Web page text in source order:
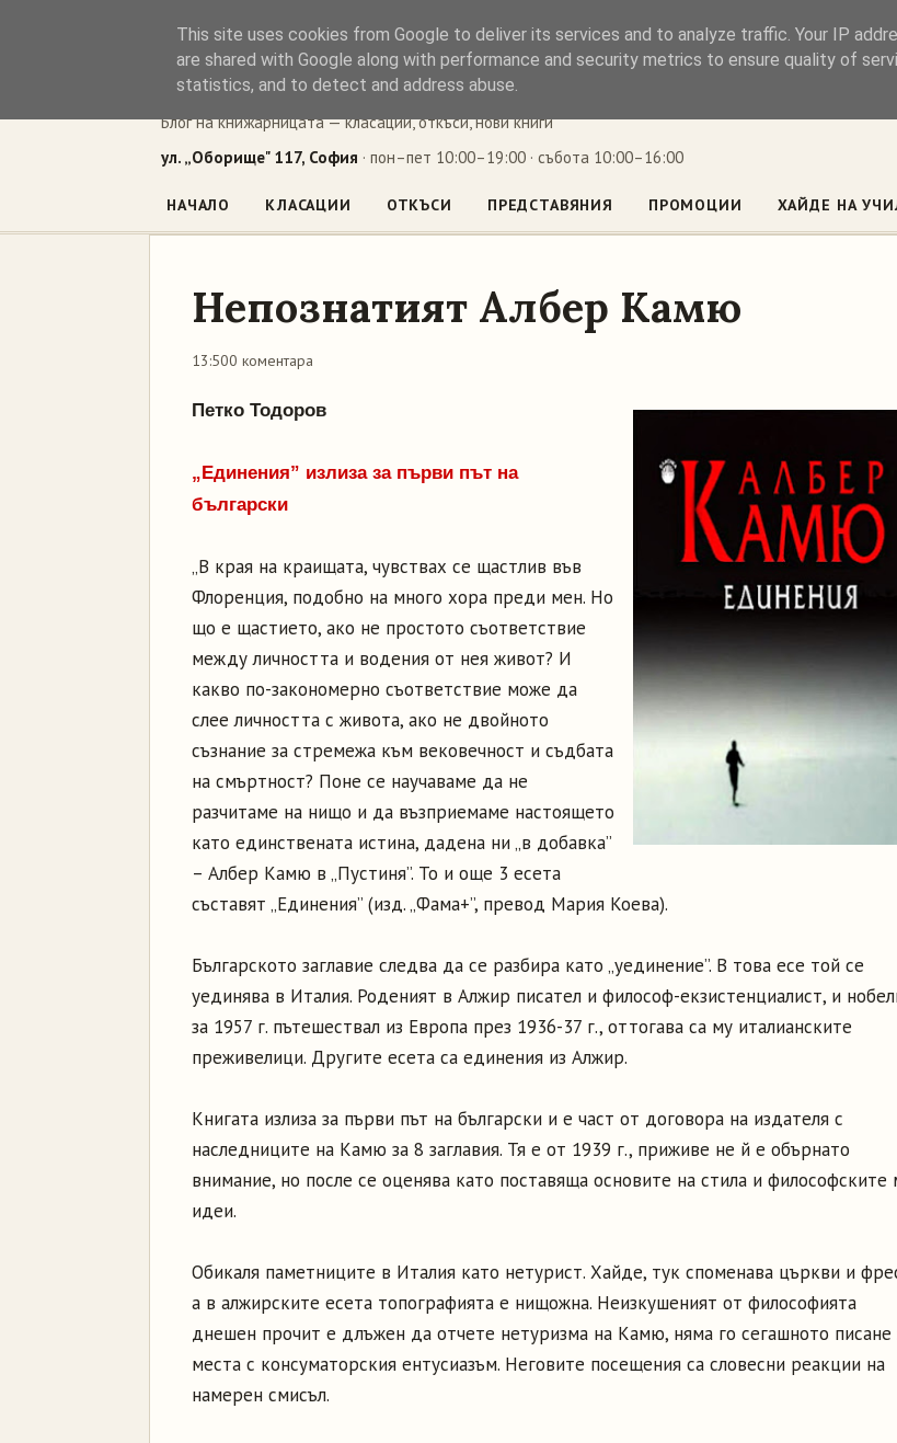
Книжен ъгъл
Блог на книжарницата — класации, откъси, нови книги
ул. „Оборище" 117, София · пон–пет 10:00–19:00 · събота 10:00–16:00
НАЧАЛО КЛАСАЦИИ ОТКЪСИ ПРЕДСТАВЯНИЯ ПРОМОЦИИ ХАЙДЕ НА
Непознатият Албер Камю
13:500 коментара
Петко Тодоров
„Единения” излиза за първи път на
български
„В края на краищата, чувствах се щастлив във
Флоренция, подобно на много хора преди мен. Но
що е щастието, ако не простото съответствие
между личността и водения от нея живот? И
какво по-закономерно съответствие може да
слее личността с живота, ако не двойното
съзнание за стремежа към вековечност и съдбата
на смъртност? Поне се научаваме да не
разчитаме на нищо и да възприемаме настоящето
като единствената истина, дадена ни „в добавка”
– Албер Камю в „Пустиня”. То и още 3 есета
съставят „Единения” (изд. „Фама+”, превод Мария Коева).
Българското заглавие следва да се разбира като „уединение”. В това есе той се
уединява в Италия. Роденият в Алжир писател и философ-екзистенциалист, и
за 1957 г. пътешествал из Европа през 1936-37 г., оттогава са му италианските
преживелици. Другите есета са единения из Алжир.
Книгата излиза за първи път на български и е част от договора на издателя с
наследниците на Камю за 8 заглавия. Тя е от 1939 г., приживе не й е обърнато
внимание, но после се оценява като поставяща основите на стила и философските
идеи.
Обикаля паметниците в Италия като нетурист. Хайде, тук споменава църкви и
а в алжирските есета топографията е нищожна. Неизкушеният от философията
днешен прочит е длъжен да отчете нетуризма на Камю, няма го сегашното писане
места с консуматорския ентусиазъм. Неговите посещения са словесни реакции на
намерен смисъл.
This site uses cookies from Google to deliver its services and to analyze traffic. Your IP
are shared with Google along with performance and security metrics to ensure quality of
statistics, and to detect and address abuse.